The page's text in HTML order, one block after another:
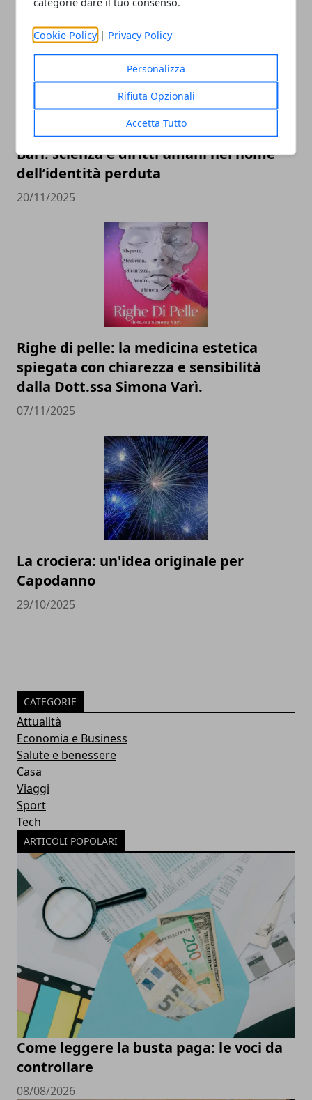
Cookie Policy | Privacy Policy
Personalizza
Rifiuta Opzionali
Accetta Tutto
Il professor Nuzzolese, a Torino come a
Bari: scienza e diritti umani nel nome
dell’identità perduta
20/11/2025
Righe di pelle: la medicina estetica
spiegata con chiarezza e sensibilità
dalla Dott.ssa Simona Varì.
07/11/2025
La crociera: un'idea originale per
Capodanno
29/10/2025
CATEGORIE
Attualità
Economia e Business
Salute e benessere
Casa
Viaggi
Sport
Tech
ARTICOLI POPOLARI
Come leggere la busta paga: le voci da
controllare
08/08/2026